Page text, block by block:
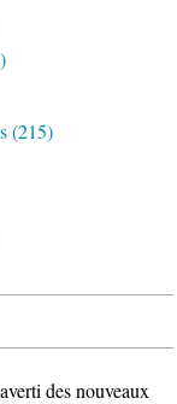
(215)
des nouveaux